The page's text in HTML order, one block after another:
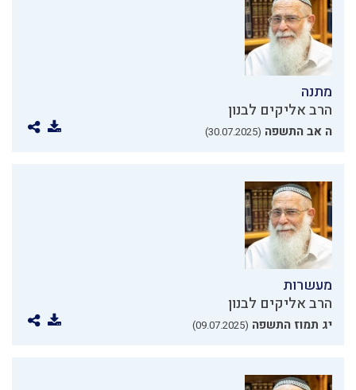
מתנה
הרב אליקים לבנון
ה אב התשפה (30.07.2025)
מעשרות
הרב אליקים לבנון
יג תמוז התשפה (09.07.2025)